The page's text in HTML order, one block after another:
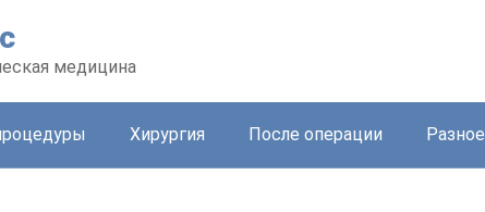
медицина
Хирургия После операции Разное